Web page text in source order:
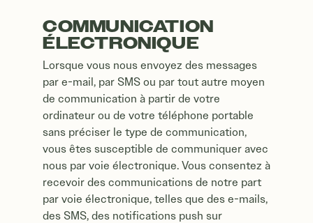
COMMUNICATION
ÉLECTRONIQUE
Lorsque vous nous envoyez des messages
par e-mail, par SMS ou par tout autre moyen
de communication à partir de votre
ordinateur ou de votre téléphone portable
sans préciser le type de communication,
vous êtes susceptible de communiquer avec
nous par voie électronique. Vous consentez à
recevoir des communications de notre part
par voie électronique, telles que des e-mails,
des SMS, des notifications push sur